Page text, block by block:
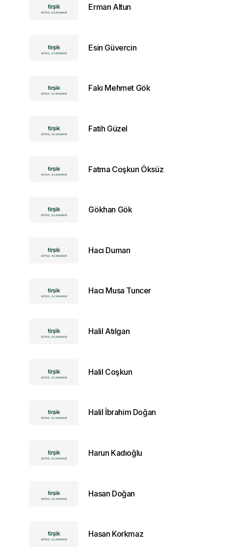
Erman Altun
Esin Güvercin
Fakı Mehmet Gök
Fatih Güzel
Fatma Coşkun Öksüz
Gökhan Gök
Hacı Duman
Hacı Musa Tuncer
Halil Atılgan
Halil Coşkun
Halil İbrahim Doğan
Harun Kadıoğlu
Hasan Doğan
Hasan Korkmaz